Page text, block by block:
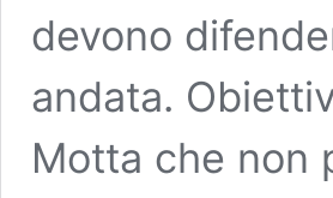
devono
andata.
Motta che non